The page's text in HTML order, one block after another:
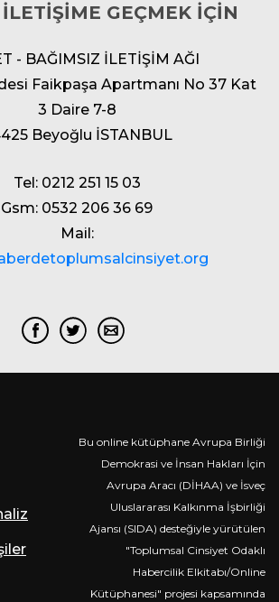
GEÇMEK İÇİN
- BAĞIMSIZ İLETİŞİM AĞI
Faikpaşa Apartmanı No 37 Kat
3 Daire 7-8
Beyoğlu İSTANBUL
Tel: 0212 251 15 03
Gsm: 0532 206 36 69
Mail:
Bu online kütüphane Avrupa Birliği
Demokrasi ve İnsan Hakları İçin
Avrupa Aracı (DİHAA) ve İsveç
Uluslararası Kalkınma İşbirliği
Ajansı (SIDA) desteğiyle yürütülen
"Toplumsal Cinsiyet Odaklı
Habercilik Elkitabı/Online
Kütüphanesi" projesi kapsamında